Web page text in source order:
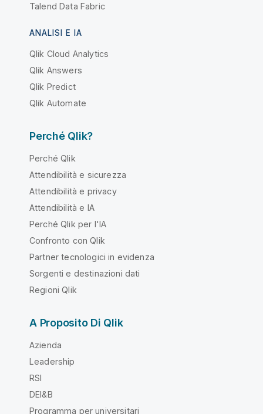
Talend Data Fabric
ANALISI E IA
Qlik Cloud Analytics
Qlik Answers
Qlik Predict
Qlik Automate
Perché Qlik?
Perché Qlik
Attendibilità e sicurezza
Attendibilità e privacy
Attendibilità e IA
Perché Qlik per l'IA
Confronto con Qlik
Partner tecnologici in evidenza
Sorgenti e destinazioni dati
Regioni Qlik
A Proposito Di Qlik
Azienda
Leadership
RSI
DEI&B
Programma per universitari